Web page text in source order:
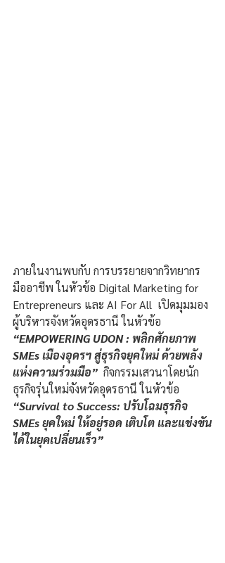
ภายในงานพบกับ การบรรยายจากวิทยากร
มืออาชีพ ในหัวข้อ Digital Marketing for
Entrepreneurs และ AI For All  เปิดมุมมอง
ผู้บริหารจังหวัดอุดรธานี ในหัวข้อ
“EMPOWERING UDON : พลิกศักยภาพ
SMEs เมืองอุดรฯ สู่ธุรกิจยุคใหม่ ด้วยพลัง
แห่งความร่วมมือ” กิจกรรมเสวนาโดยนัก
ธุรกิจรุ่นใหม่จังหวัดอุดรธานี ในหัวข้อ
“Survival to Success: ปรับโฉมธุรกิจ
SMEs ยุคใหม่ ให้อยู่รอด เติบโต และแข่งขัน
ได้ในยุคเปลี่ยนเร็ว”